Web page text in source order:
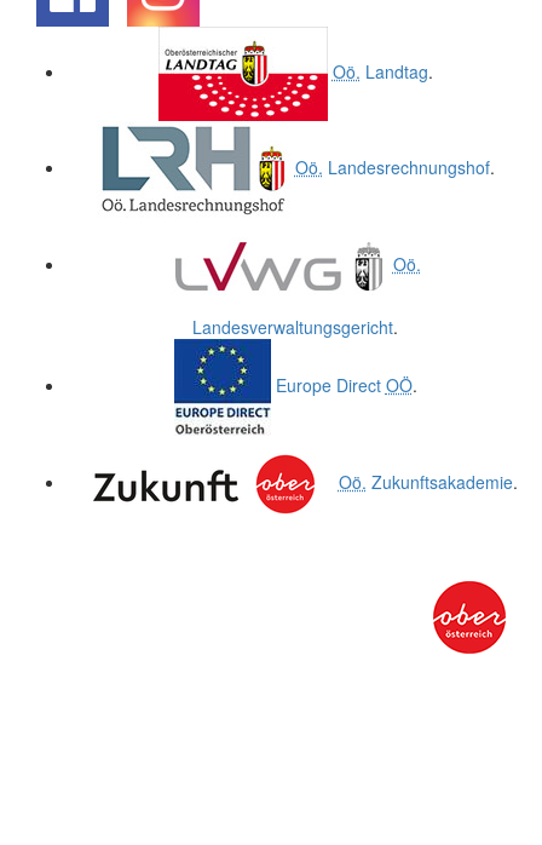
Oö. Landtag.
Oö. Landesrechnungshof.
Oö.
Landesverwaltungsgericht.
Europe Direct OÖ.
Oö. Zukunftsakademie.